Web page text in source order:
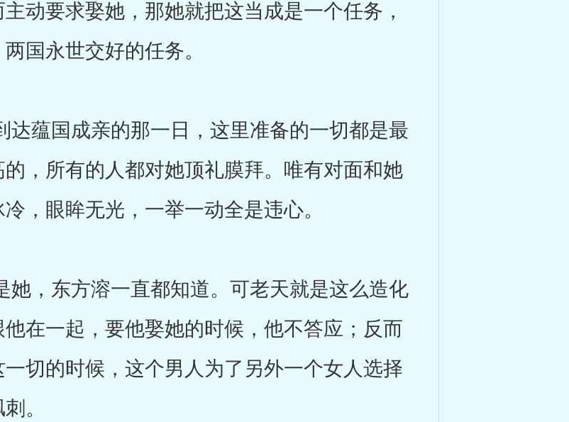
动要求娶她，那她就把这当成是一个任务，
国永世交好的任务。
蕴国成亲的那一日，这里准备的一切都是最
，所有的人都对她顶礼膜拜。唯有对面和她
，眼眸无光，一举一动全是违心。
，东方溶一直都知道。可老天就是这么造化
在一起，要他娶她的时候，他不答应；反而
切的时候，这个男人为了另外一个女人选择
。